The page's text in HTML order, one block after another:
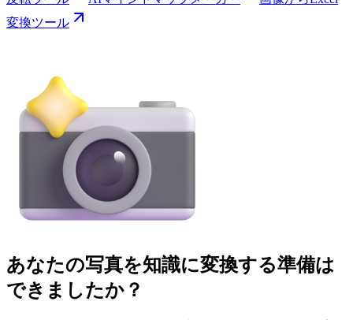
変換ツール
あなたの写真を知識に変換する準備は
できましたか？